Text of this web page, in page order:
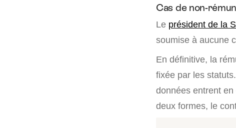
Cas de non-
Le président de la
soumise à aucune
En définitive, la
fixée par les
données entrent
deux formes, le